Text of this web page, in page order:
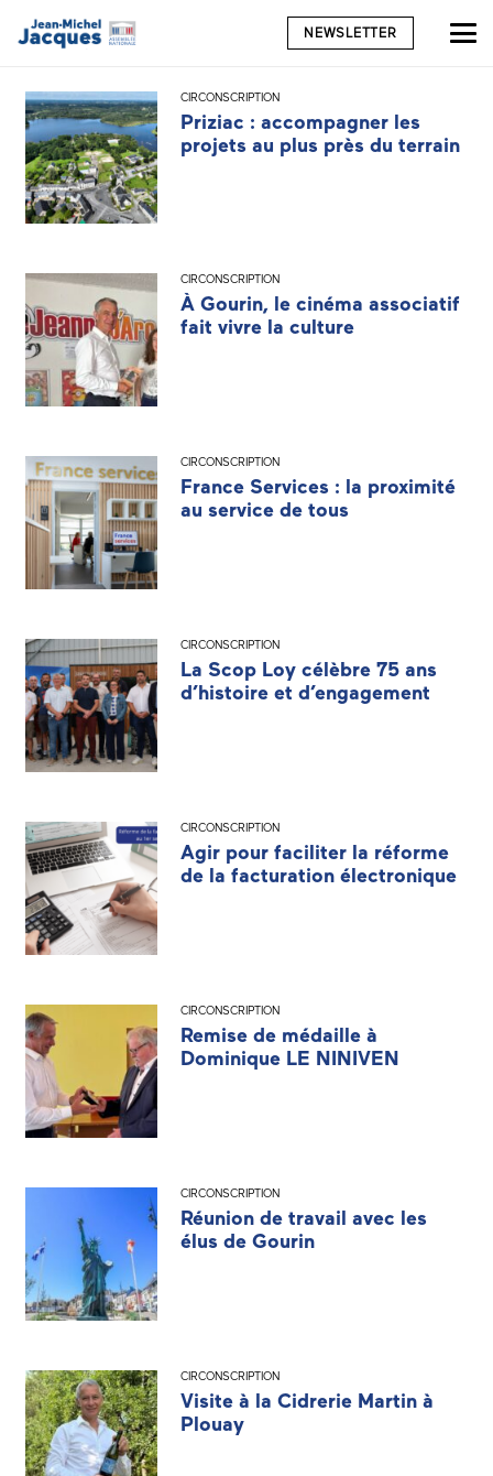
NEWSLETTER
CIRCONSCRIPTION
Priziac : accompagner les
projets au plus près du terrain
CIRCONSCRIPTION
À Gourin, le cinéma associatif
fait vivre la culture
CIRCONSCRIPTION
France Services : la proximité
au service de tous
CIRCONSCRIPTION
La Scop Loy célèbre 75 ans
d’histoire et d’engagement
CIRCONSCRIPTION
Agir pour faciliter la réforme
de la facturation électronique
CIRCONSCRIPTION
Remise de médaille à
Dominique LE NINIVEN
CIRCONSCRIPTION
Réunion de travail avec les
élus de Gourin
CIRCONSCRIPTION
Visite à la Cidrerie Martin à
Plouay